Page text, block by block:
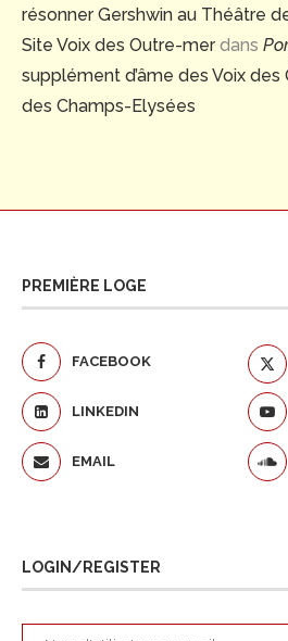
résonner Gershwin au Théâtre
Site Voix des Outre-merdans
supplément d’âme des Voix
des Champs-Elysées
PREMIÈRE LOGE
FACEBOOK
LINKEDIN
EMAIL
LOGIN/REGISTER